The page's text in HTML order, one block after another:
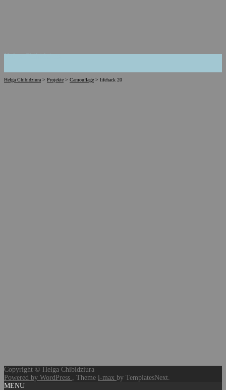
Helga Chibidziura
Helga Chibidziura > Projekte > Camouflage > lifehack 20
Copyright © Helga Chibidziura
Powered by WordPress
, Theme i-max by TemplatesNext.
MENU